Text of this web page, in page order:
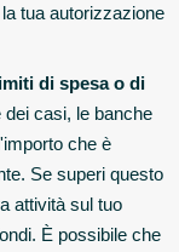
tua autorizzazione
di spesa o di
dei casi, le banche
che è
Se superi questo
attività sul tuo
È possibile che